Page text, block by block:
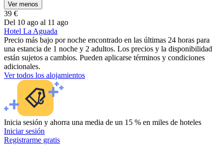
Ver menos
39 €
Del 10 ago al 11 ago
Hotel La Aguada
Precio más bajo por noche encontrado en las últimas 24 horas para
una estancia de 1 noche y 2 adultos. Los precios y la disponibilidad
están sujetos a cambios. Pueden aplicarse términos y condiciones
adicionales.
Ver todos los alojamientos
Inicia sesión y ahorra una media de un 15 % en miles de hoteles
Iniciar sesión
Registrarme gratis